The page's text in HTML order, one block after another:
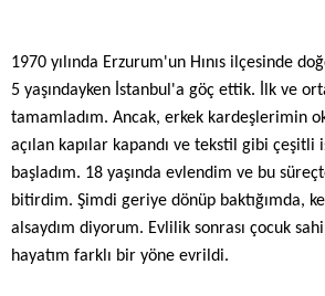
1970 yılında Erzurum'un Hınıs ilçesinde
5 yaşındayken İstanbul'a göç ettik. İlk ve
tamamladım. Ancak, erkek kardeşlerimin
açılan kapılar kapandı ve tekstil gibi çeşitli
başladım. 18 yaşında evlendim ve bu
bitirdim. Şimdi geriye dönüp baktığımda,
alsaydım diyorum. Evlilik sonrası çocuk
hayatım farklı bir yöne evrildi.